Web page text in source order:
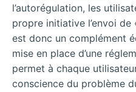
l’autorégulation, les
propre initiative l’envoi de
est donc un complément
mise en place d’une
permet à chaque
conscience du problème